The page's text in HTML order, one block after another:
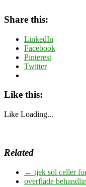
Share this:
LinkedIn
Facebook
Pinterest
Twitter
Like this:
Like Loading...
Related
← tjek sol celler
overflade